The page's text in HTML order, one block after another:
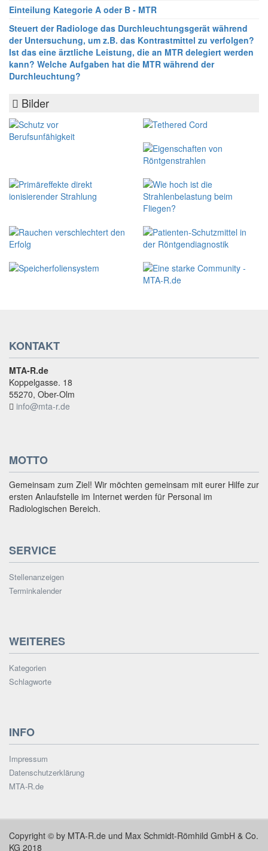
Einteilung Kategorie A oder B - MTR
Steuert der Radiologe das Durchleuchtungsgerät während
der Untersuchung, um z.B. das Kontrastmittel zu verfolgen?
Ist das eine ärztliche Leistung, die an MTR delegiert werden
kann? Welche Aufgaben hat die MTR während der
Durchleuchtung?
Bilder
KONTAKT
MTA-R.de
Koppelgasse. 18
55270, Ober-Olm
info@mta-r.de
MOTTO
Gemeinsam zum Ziel! Wir möchten gemeinsam mit eurer Hilfe zur
ersten Anlaufstelle im Internet werden für Personal im
Radiologischen Bereich.
SERVICE
Stellenanzeigen
Terminkalender
WEITERES
Kategorien
Schlagworte
INFO
Impressum
Datenschutzerklärung
MTA-R.de
Copyright © by MTA-R.de und Max Schmidt-Römhild GmbH & Co.
KG 2018